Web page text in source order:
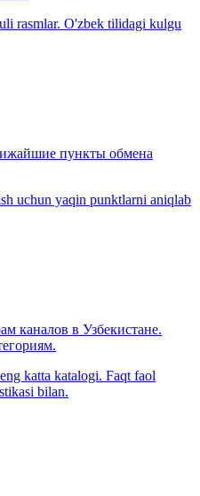
rasmlar. O'zbek tilidagi kulgu
пункты обмена
uchun yaqin punktlarni aniqlab
каналов в Узбекистане.
katta katalogi. Faqt faol
bilan.